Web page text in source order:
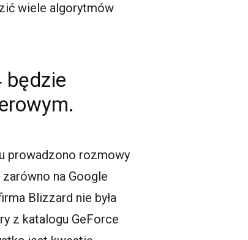
wiele algorytmów
będzie
prowadzono rozmowy
na Google
Blizzard nie była
z katalogu GeForce